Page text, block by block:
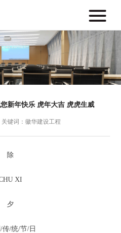
新年快乐 虎年大吉 虎虎生威
关键词：徽华建设工程
除
XI
夕
传/统/节/日